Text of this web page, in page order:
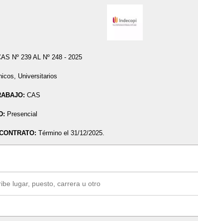
Nº 239 AL Nº 248 - 2025
Universitarios
CAS
Presencial
Término el 31/12/2025.